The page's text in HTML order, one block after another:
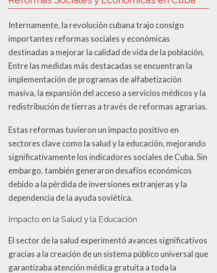
Internamente, la revolución cubana trajo consigo
importantes reformas sociales y económicas
destinadas a mejorar la calidad de vida de la población.
Entre las medidas más destacadas se encuentran la
implementación de programas de alfabetización
masiva, la expansión del acceso a servicios médicos y la
redistribución de tierras a través de reformas agrarias.
Estas reformas tuvieron un impacto positivo en
sectores clave como la salud y la educación, mejorando
significativamente los indicadores sociales de Cuba. Sin
embargo, también generaron desafíos económicos
debido a la pérdida de inversiones extranjeras y la
dependencia de la ayuda soviética.
Impacto en la Salud y la Educación
El sector de la salud experimentó avances significativos
gracias a la creación de un sistema público universal que
garantizaba atención médica gratuita a toda la